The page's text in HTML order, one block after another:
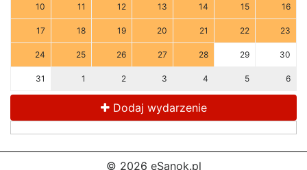
10 11 12 13 14 15 16
17 18 19 20 21 22 23
24 25 26 27 28 29 30
31 1 2 3 4 5 6
Dodaj wydarzenie
© 2026 eSanok.pl